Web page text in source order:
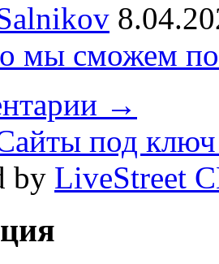
мы сможем
→
под ключ
by LiveStreet